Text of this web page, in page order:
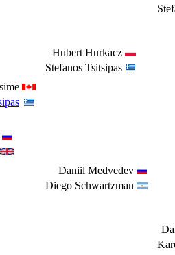
Hubert Hurkacz
Stefanos Tsitsipas
Daniil Medvedev
Diego Schwartzman